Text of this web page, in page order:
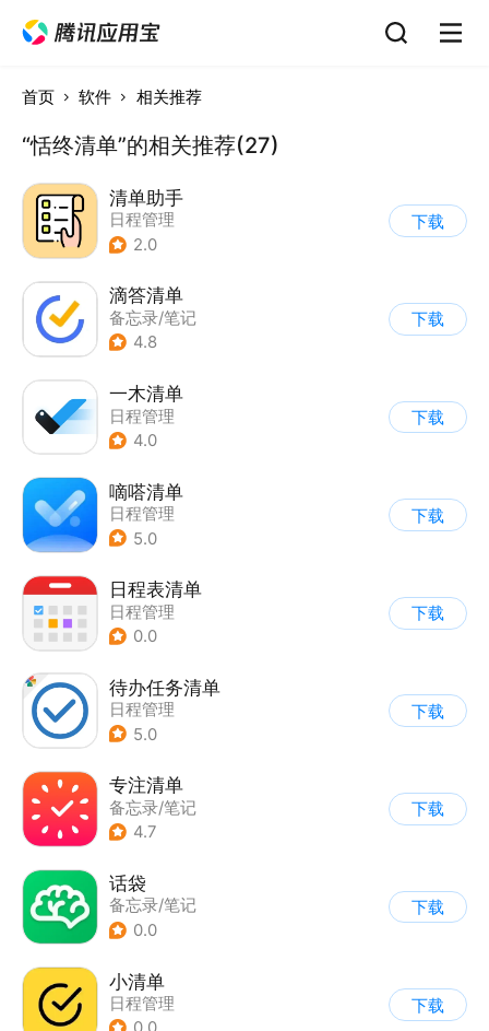
首页 软件 相关推荐
“恬终清单”的相关推荐(27)
清单助手
日程管理
2.0
下载
滴答清单
备忘录/笔记
4.8
下载
一木清单
日程管理
4.0
下载
嘀嗒清单
日程管理
5.0
下载
日程表清单
日程管理
0.0
下载
待办任务清单
日程管理
5.0
下载
专注清单
备忘录/笔记
4.7
下载
话袋
备忘录/笔记
0.0
下载
小清单
日程管理
下载